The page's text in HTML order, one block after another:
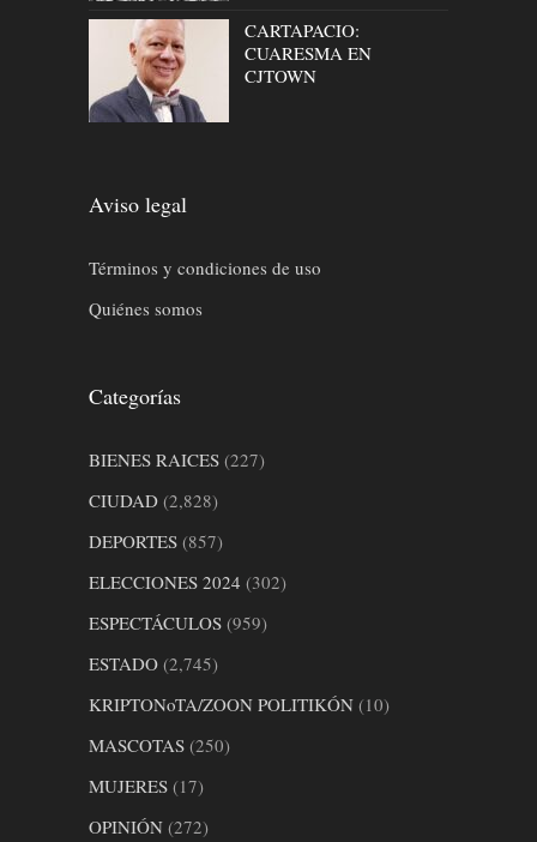
CARTAPACIO:
CUARESMA EN
CJTOWN
Aviso legal
Términos y condiciones de uso
Quiénes somos
Categorías
BIENES RAICES (227)
CIUDAD (2,828)
DEPORTES (857)
ELECCIONES 2024 (302)
ESPECTÁCULOS (959)
ESTADO (2,745)
KRIPTONoTA/ZOON POLITIKÓN (10)
MASCOTAS (250)
MUJERES (17)
OPINIÓN (272)